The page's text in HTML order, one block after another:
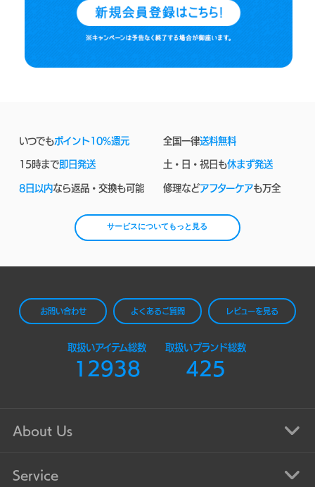
いつでもポイント10%還元 全国一律送料無料
15時まで即日発送 土・日・祝日も休まず発送
8日以内なら返品・交換も可能 修理などアフターケアも万全
サービスについてもっと見る
お問い合わせ よくあるご質問 レビューを見る
取扱いアイテム総数
12938
取扱いブランド総数
425
About Us
Service